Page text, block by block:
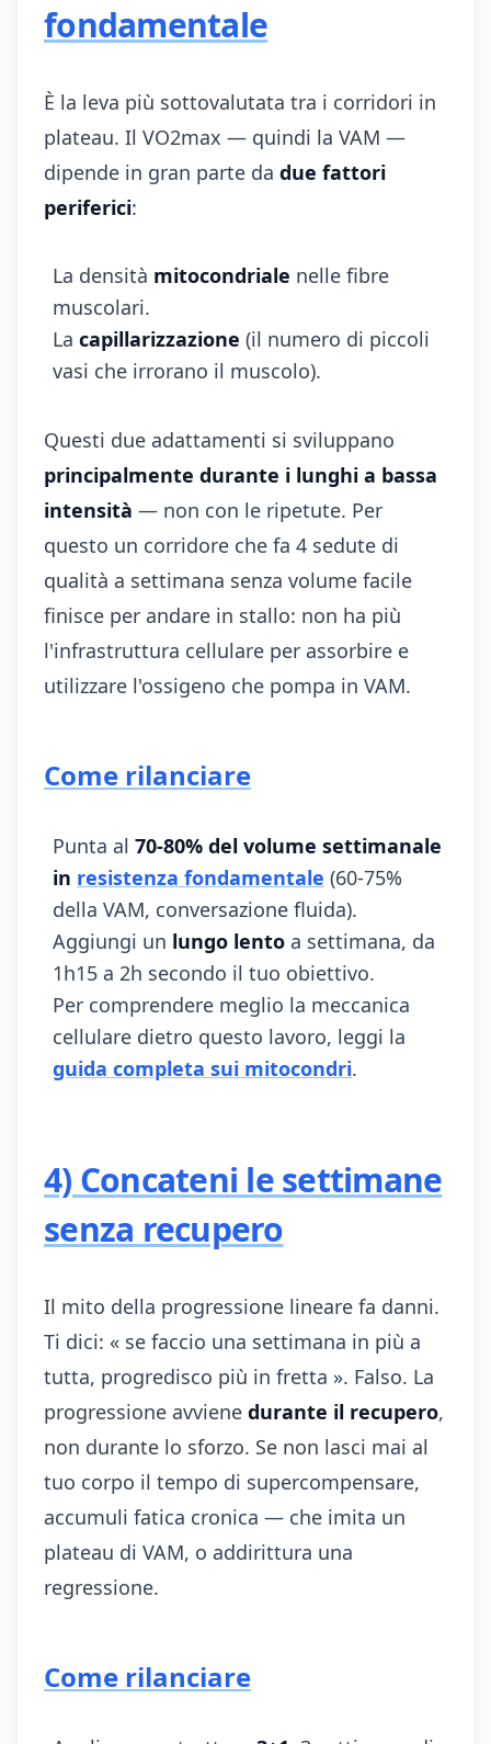
fondamentale
È la leva più sottovalutata tra i corridori in
plateau. Il VO2max — quindi la VAM —
dipende in gran parte da due fattori
periferici:
La densità mitocondriale nelle fibre
muscolari.
La capillarizzazione (il numero di piccoli
vasi che irrorano il muscolo).
Questi due adattamenti si sviluppano
principalmente durante i lunghi a bassa
intensità — non con le ripetute. Per
questo un corridore che fa 4 sedute di
qualità a settimana senza volume facile
finisce per andare in stallo: non ha più
l'infrastruttura cellulare per assorbire e
utilizzare l'ossigeno che pompa in VAM.
Come rilanciare
Punta al 70-80% del volume settimanale
in resistenza fondamentale (60-75%
della VAM, conversazione fluida).
Aggiungi un lungo lento a settimana, da
1h15 a 2h secondo il tuo obiettivo.
Per comprendere meglio la meccanica
cellulare dietro questo lavoro, leggi la
guida completa sui mitocondri.
4) Concateni le settimane
senza recupero
Il mito della progressione lineare fa danni.
Ti dici: « se faccio una settimana in più a
tutta, progredisco più in fretta ». Falso. La
progressione avviene durante il recupero,
non durante lo sforzo. Se non lasci mai al
tuo corpo il tempo di supercompensare,
accumuli fatica cronica — che imita un
plateau di VAM, o addirittura una
regressione.
Come rilanciare